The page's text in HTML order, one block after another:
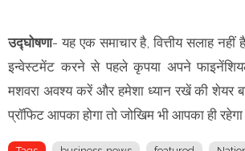
उद्घोषणा- यह एक समाचार है, वित्तीय सलाह नहीं
इन्वेस्टमेंट करने से पहले कृपया अपने
मशवरा अवश्य करें और हमेशा ध्यान रखें की शेयर
प्रॉफिट आपका होगा तो जोखिम भी आपका ही